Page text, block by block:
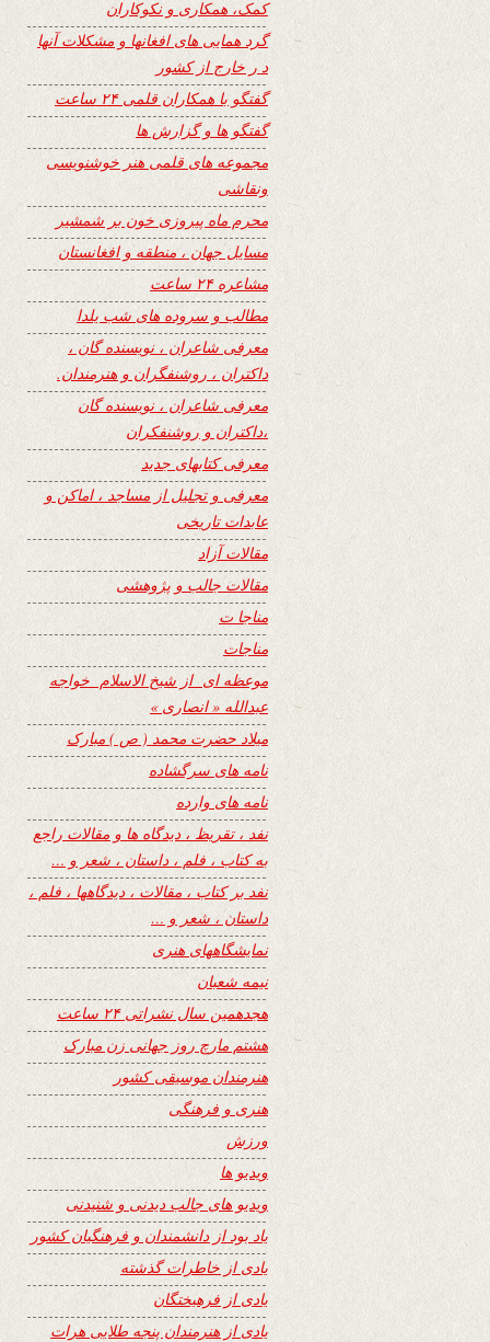
کمک، همکاری و نکوکاران
گرد همایی های افغانها و مشکلات آنها
د ر خارج از کشور
گفتگو با همکاران قلمی ۲۴ ساعت
گفتگو ها و گزارش ها
مجموعه های قلمی هنر خوشنویسی
ونقاشی
محرم ماه پیروزی خون بر شمشیر
مسایل جهان ، منطقه و افغانستان
مشاعره ۲۴ ساعت
مطالب و سروده های شب یلدا
معرفی شاعران ، نویسنده گان ،
داکتران ، روشنفگران و هنرمندان.
معرفی شاعران ، نویسنده گان
،داکتران و روشنفکران
معرفی کتابهای جدید
معرفی و تجلیل از مساجد ، اماکن و
عابدات تاریخی
مقالات آزاد
مقالات جالب و پژوهشی
مناجا ت
مناجات
موعظه ای از شیخ الاسلام خواجه
عبدالله « انصاری »
میلاد حضرت محمد ( ص ) مبارک
نامه های سرگشاده
نامه های وارده
نفد ، تقریظ ، دیدگاه ها و مقالات راجع
به کتاب ، فلم ، داستان ، شعر و …
نفد بر کتاب ، مقالات ، دیدگاهها ، فلم ،
داستان ، شعر و …
نمایشگاههای هنری
نیمه شعبان
هجدهمین سال نشراتی ۲۴ ساعت
هشتم مارچ روز جهانی زن مبارک
هنرمندان موسیقی کشور
هنری و فرهنگی
ورزش
ویدیو ها
ویدیو های جالب دیدنی و شنیدنی
یاد بود از دانشمندان و فرهنگیان کشور
یادی از خاطرات گذشته
یادی از فرهیختگان
یادی از هنرمندان پنجه طلایی هرات